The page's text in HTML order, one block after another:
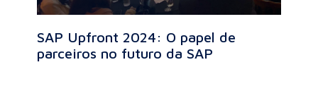
SAP Upfront 2024: O papel de
parceiros no futuro da SAP